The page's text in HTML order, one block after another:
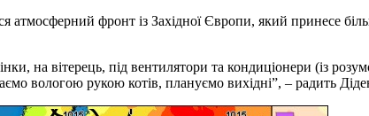
атмосферний фронт із Західної Європи, який принесе
на вітерець, під вентилятори та кондиціонери (із
вологою рукою котів, плануємо вихідні”, – радить